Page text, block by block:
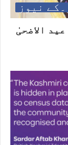
نیوز
الاضحیٰ